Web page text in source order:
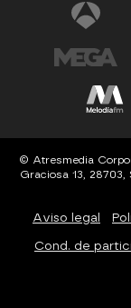
© Atresmedia
Graciosa 13, 28703,
Aviso legal
Cond. de